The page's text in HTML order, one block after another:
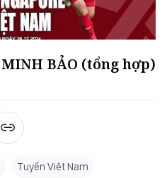
MINH BẢO (tổng hợp)
Tuyển Việt Nam